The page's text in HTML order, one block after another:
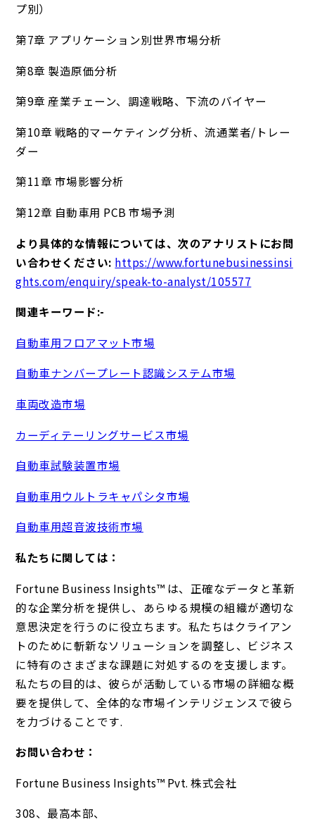
プ別）
第7章 アプリケーション別世界市場分析
第8章 製造原価分析
第9章 産業チェーン、調達戦略、下流のバイヤー
第10章 戦略的マーケティング分析、流通業者/トレー
ダー
第11章 市場影響分析
第12章 自動車用 PCB 市場予測
より具体的な情報については、次のアナリストにお問
い合わせください: https://www.fortunebusinessinsi
ghts.com/enquiry/speak-to-analyst/105577
関連キーワード:-
自動車用フロアマット市場
自動車ナンバープレート認識システム市場
車両改造市場
カーディテーリングサービス市場
自動車試験装置市場
自動車用ウルトラキャパシタ市場
自動車用超音波技術市場
私たちに関しては：
Fortune Business Insights™ は、正確なデータと革新
的な企業分析を提供し、あらゆる規模の組織が適切な
意思決定を行うのに役立ちます。私たちはクライアン
トのために斬新なソリューションを調整し、ビジネス
に特有のさまざまな課題に対処するのを支援します。
私たちの目的は、彼らが活動している市場の詳細な概
要を提供して、全体的な市場インテリジェンスで彼ら
を力づけることです.
お問い合わせ：
Fortune Business Insights™ Pvt. 株式会社
308、最高本部、